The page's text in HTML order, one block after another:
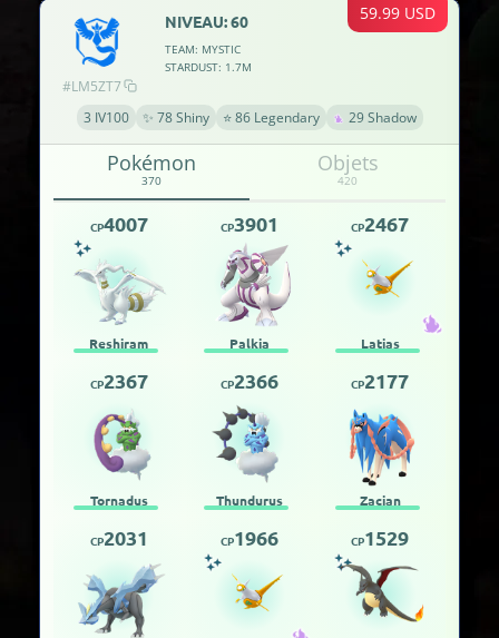
59.99 USD
#LM5ZT7
NIVEAU: 60
TEAM: MYSTIC
STARDUST: 1.7M
3 IV100 ✨ 78 Shiny ⭐ 86 Legendary 29 Shadow
Pokémon
370
Objets
420
CP4007
Reshiram
CP3901
Palkia
CP2467
Latias
CP2367
Tornadus
CP2366
Thundurus
CP2177
Zacian
CP2031 CP1966 CP1529